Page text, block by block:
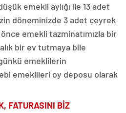
emekli aylığı ile 13 adet
döneminizde 3 adet çeyrek
emekli tazminatımızla bir
bir ev tutmaya bile
emeklilerin
emeklileri oy deposu olarak
FATURASINI BİZ